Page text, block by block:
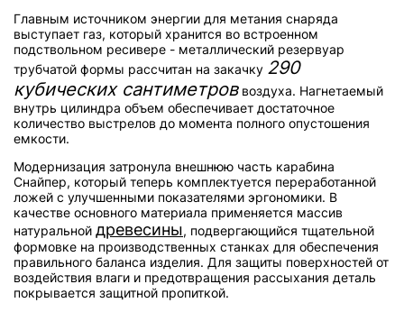
Главным источником энергии для метания снаряда
выступает газ, который хранится во встроенном
подствольном ресивере - металлический резервуар
трубчатой формы рассчитан на закачку 290
кубических сантиметроввоздуха. Нагнетаемый
внутрь цилиндра объем обеспечивает достаточное
количество выстрелов до момента полного опустошения
емкости.
Модернизация затронула внешнюю часть карабина
Снайпер, который теперь комплектуется переработанной
ложей с улучшенными показателями эргономики. В
качестве основного материала применяется массив
натуральной древесины, подвергающийся тщательной
формовке на производственных станках для обеспечения
правильного баланса изделия. Для защиты поверхностей от
воздействия влаги и предотвращения рассыхания деталь
покрывается защитной пропиткой.